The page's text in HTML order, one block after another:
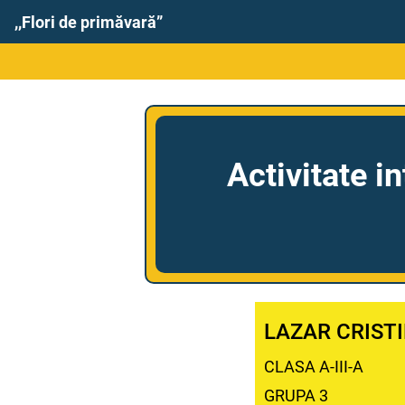
,,Flori de primăvară”
Activitate
LAZAR
CLASA A-III-A
GRUPA 3